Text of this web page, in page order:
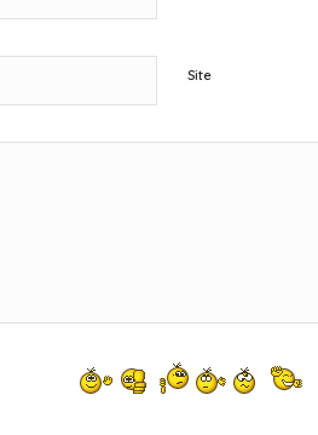
Site